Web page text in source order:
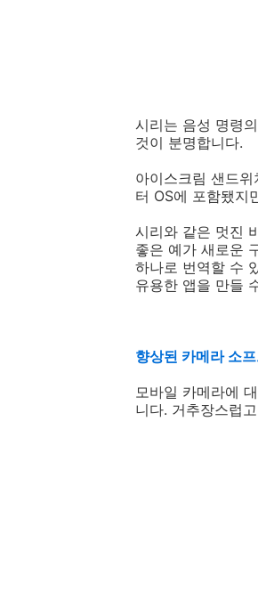
시리는 음성 명령
것이 분명합니다.
아이스크림 샌드
터 OS에 포함됐지
시리와 같은 멋진
좋은 예가 새로운
하나로 번역할 수
유용한 앱을 만들
향상된 카메라 소
모바일 카메라에
니다. 거추장스럽